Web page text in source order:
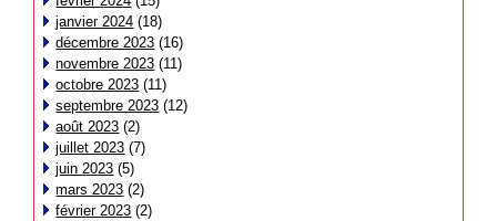
janvier 2024 (18)
décembre 2023 (16)
novembre 2023 (11)
octobre 2023 (11)
septembre 2023 (12)
août 2023 (2)
juillet 2023 (7)
juin 2023 (5)
mars 2023 (2)
février 2023 (2)